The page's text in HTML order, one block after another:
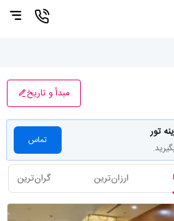
مبدأ و تاریخ
تور
تماس
ارزان‌ترین گران‌ترین